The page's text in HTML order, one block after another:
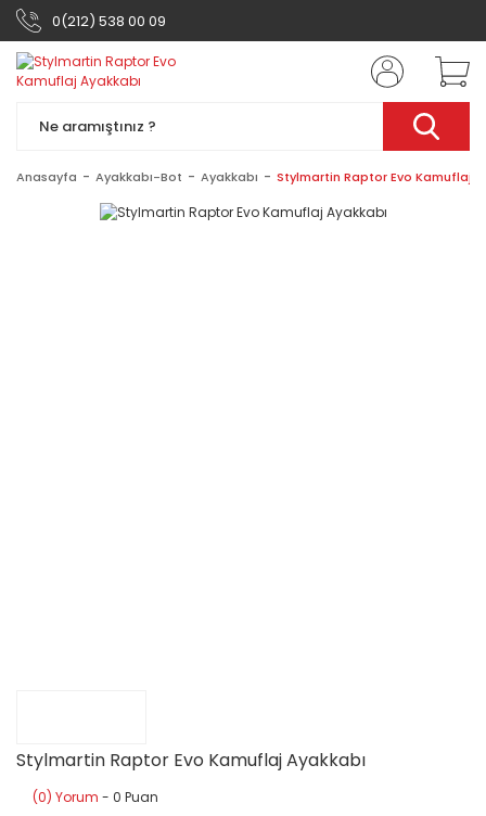
0(212) 538 00 09
Anasayfa Ayakkabı-Bot Ayakkabı Stylmartin Raptor Evo Kamuflaj
Stylmartin Raptor Evo Kamuflaj Ayakkabı
(0) Yorum - 0 Puan